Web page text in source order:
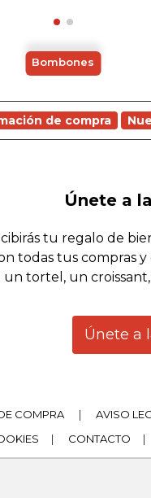
Bombones
de compra
Únete a
tu regalo de
todas tus compras
un tortel, un
Únete a
COMPRA | AVISO
| CONTACTO |